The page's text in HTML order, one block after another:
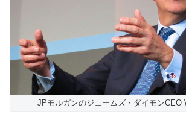
JPモルガンのジェームズ・ダイモンCEO